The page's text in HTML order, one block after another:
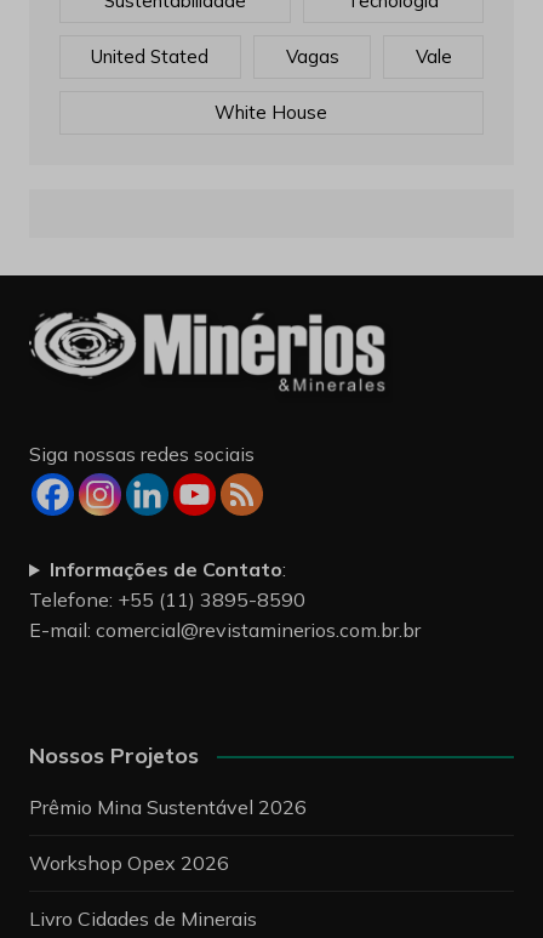
United Stated Vagas Vale
White House
Siga nossas redes sociais
Informações de Contato:
Telefone: +55 (11) 3895-8590
E-mail: comercial@revistaminerios.com.br.br
Nossos Projetos
Prêmio Mina Sustentável 2026
Workshop Opex 2026
Livro Cidades de Minerais